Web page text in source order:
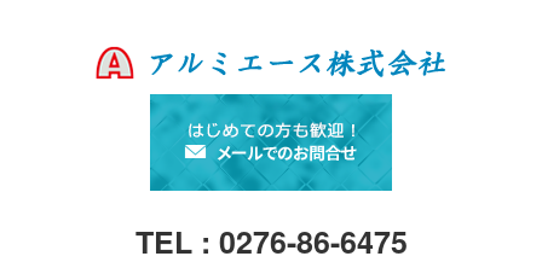
TEL : 0276-86-6475